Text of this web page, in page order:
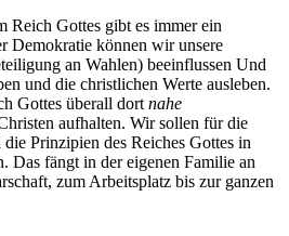
Reich Gottes gibt es immer ein
Demokratie können wir unsere
an Wahlen) beeinflussen Und
und die christlichen Werte ausleben.
Gottes überall dort nahe
aufhalten. Wir sollen für die
Prinzipien des Reiches Gottes in
Das fängt in der eigenen Familie an
zum Arbeitsplatz bis zur ganzen